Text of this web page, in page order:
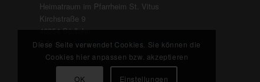
Heimatraum im Pfarrheim St. Vitus
Kirchstraße 9
46354 Südlohn
E-Mail:kontakt@heimatverein-suedlohn.de
Diese Seite verwendet Cookies. Sie können die
Cookies hier anpassen bzw. akzeptieren
OK Einstellungen